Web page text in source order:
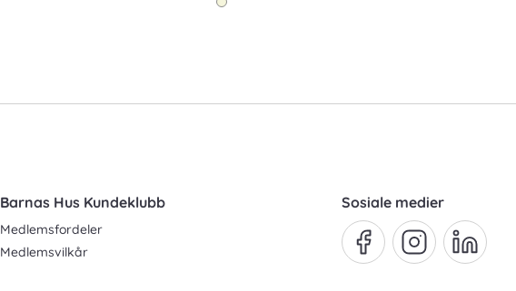
Barnas Hus Kundeklubb
Medlemsfordeler
Medlemsvilkår
Sosiale medier